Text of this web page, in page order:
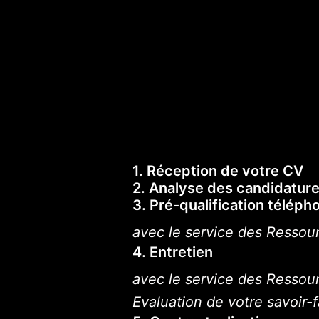
1. Réception de votre CV
2. Analyse des
3. Pré-qualification
avec le service des
4. Entretien
avec le service des
Evaluation de votre